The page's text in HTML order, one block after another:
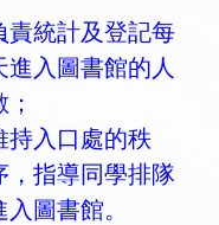
責統計及登記每
進入圖書館的人
持入口處的秩
，指導同學排隊
入圖書館。